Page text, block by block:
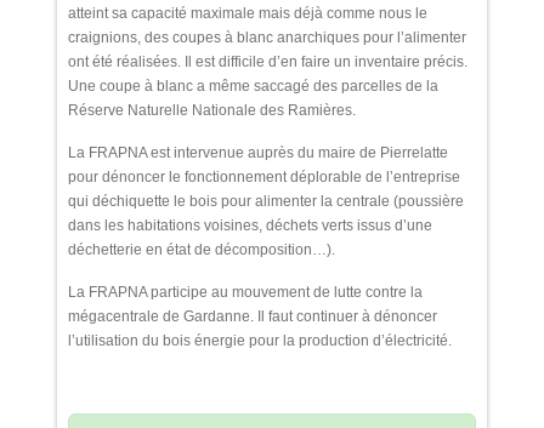
atteint sa capacité maximale mais déjà comme nous le
craignions, des coupes à blanc anarchiques pour l’alimenter
ont été réalisées. Il est difficile d’en faire un inventaire précis.
Une coupe à blanc a même saccagé des parcelles de la
Réserve Naturelle Nationale des Ramières.
La FRAPNA est intervenue auprès du maire de Pierrelatte
pour dénoncer le fonctionnement déplorable de l’entreprise
qui déchiquette le bois pour alimenter la centrale (poussière
dans les habitations voisines, déchets verts issus d’une
déchetterie en état de décomposition…).
La FRAPNA participe au mouvement de lutte contre la
mégacentrale de Gardanne. Il faut continuer à dénoncer
l’utilisation du bois énergie pour la production d’électricité.